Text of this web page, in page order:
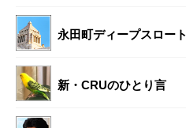
永田町ディープスロート
新・CRUのひとり言